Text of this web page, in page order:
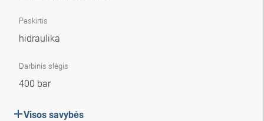
Paskirtis
hidraulika
Darbinis slėgis
400 bar
Visos savybės